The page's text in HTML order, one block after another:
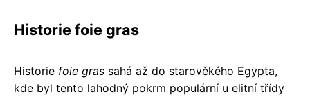
Historie foie gras
Historie foie gras sahá až do starověkého Egypta,
kde byl tento lahodný pokrm populární u elitní třídy